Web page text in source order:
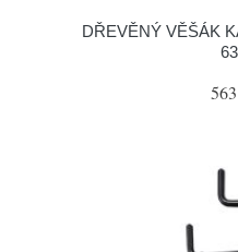
DŘEVĚNÝ VĚŠÁK